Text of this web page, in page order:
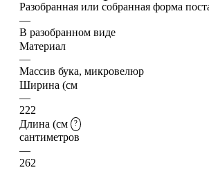
Разобранная или собранная форма
—
В разобранном виде
Материал
—
Массив бука, микровелюр
Ширина (см
—
222
Длина (см
?
сантиметров
—
262